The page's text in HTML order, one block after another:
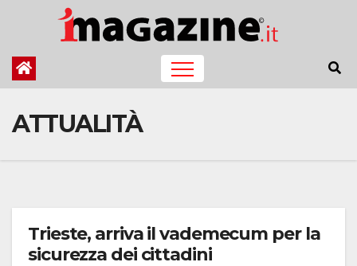
contenuto
ATTUALITÀ
Trieste, arriva il vademecum per la
sicurezza dei cittadini